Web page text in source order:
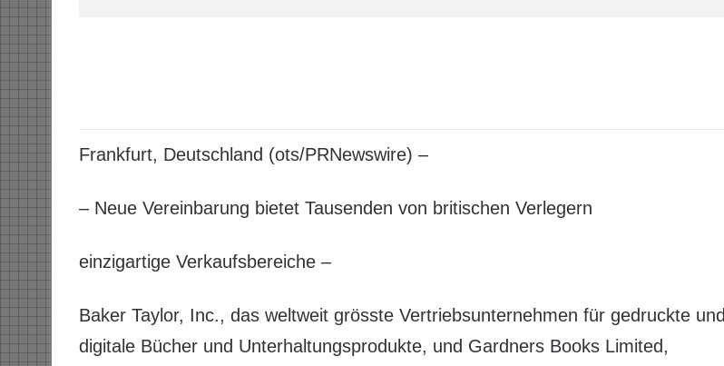
Frankfurt, Deutschland (ots/PRNewswire) –
– Neue Vereinbarung bietet Tausenden von britischen Verlegern
einzigartige Verkaufsbereiche –
Baker Taylor, Inc., das weltweit grösste Vertriebsunternehmen für gedruckte und
digitale Bücher und Unterhaltungsprodukte, und Gardners Books Limited,